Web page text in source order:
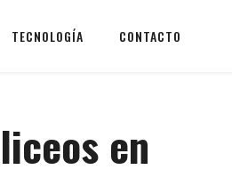
TECNOLOGÍA CONTACTO
en